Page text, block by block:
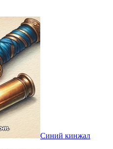
Синий кинжал